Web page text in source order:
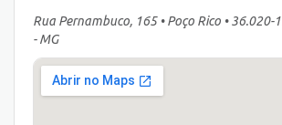
Rua Pernambuco, 165 • Poço Rico • 36.020-
- MG